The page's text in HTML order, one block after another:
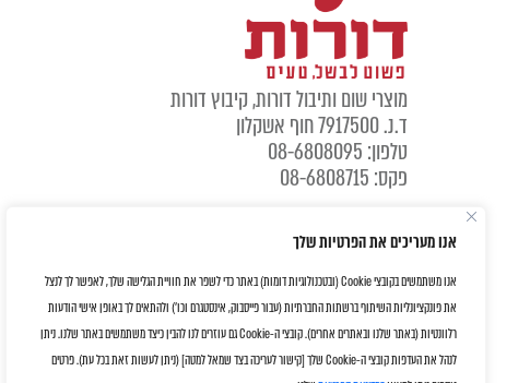
אנו מעריכים את הפרטיות שלך
אנו משתמשים בקובצי Cookie (ובטכנולוגיות דומות) באתר כדי לשפר את חוויית הגלישה שלך, לאפשר לך לנצל
את פונקציונליות השיתוף ברשתות החברתיות (עבור פייסבוק, אינסטגרם וכו') ולהתאים לך באופן אישי הודעות
רלוונטיות (באתר שלנו ובאתרים אחרים). קובצי ה-Cookie גם עוזרים לנו להבין כיצד משתמשים באתר שלנו. ניתן
לנהל את העדפות קובצי ה-Cookie שלך [קישור לעריכה בצד שמאל למטה] (ניתן לעשות זאת בכל עת). פרטים
מוצרי שום ותיבול דורות, קיבוץ דורות
ד.נ. 7917500 חוף אשקלון
טלפון: 08-6808095
פקס: 08-6808715